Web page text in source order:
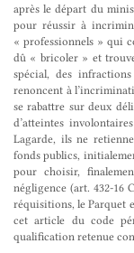
après le départ du
pour réussir à
« professionnels » qui
dû « bricoler » et
spécial, des
renoncent à
se rabattre sur deux
d’atteintes
Lagarde, ils ne
fonds publics,
pour choisir,
négligence (art. 432-16
réquisitions, le Parquet
cet article du code
qualification retenue